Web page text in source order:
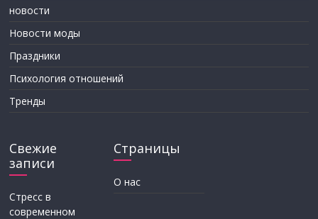
новости
Новости моды
Праздники
Психология отношений
Тренды
Свежие
записи
Стресс в
современном
Страницы
О нас